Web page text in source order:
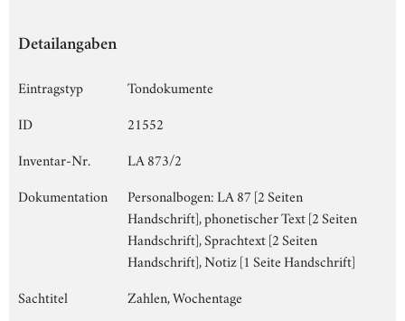
Detailangaben
Eintragstyp
Tondokumente
ID
21552
Inventar-Nr.
LA 873/2
Dokumentation
Personalbogen: LA 87 [2 Seiten
Handschrift], phonetischer Text [2 Seiten
Handschrift], Sprachtext [2 Seiten
Handschrift], Notiz [1 Seite Handschrift]
Sachtitel
Zahlen, Wochentage